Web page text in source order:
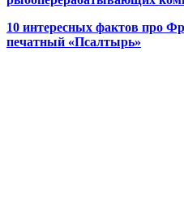
10 интересных фактов про
печатный «Псалтырь»